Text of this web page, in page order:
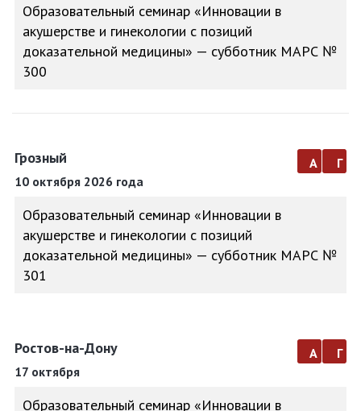
Образовательный семинар «Инновации в
акушерстве и гинекологии с позиций
доказательной медицины» — субботник МАРС №
300
Грозный
10 октября 2026 года
а г
Образовательный семинар «Инновации в
акушерстве и гинекологии с позиций
доказательной медицины» — субботник МАРС №
301
Ростов-на-Дону
17 октября
а г
Образовательный семинар «Инновации в